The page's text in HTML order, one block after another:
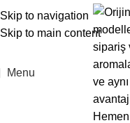
Skip to navigation
Skip to main content
Menu
-12%